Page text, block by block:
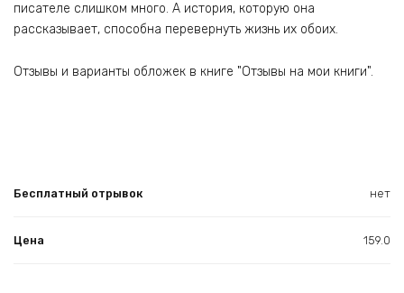
писателе слишком много. А история, которую она
рассказывает, способна перевернуть жизнь их обоих.
Отзывы и варианты обложек в книге "Отзывы на мои книги".
Бесплатный отрывок нет
Цена 159.0